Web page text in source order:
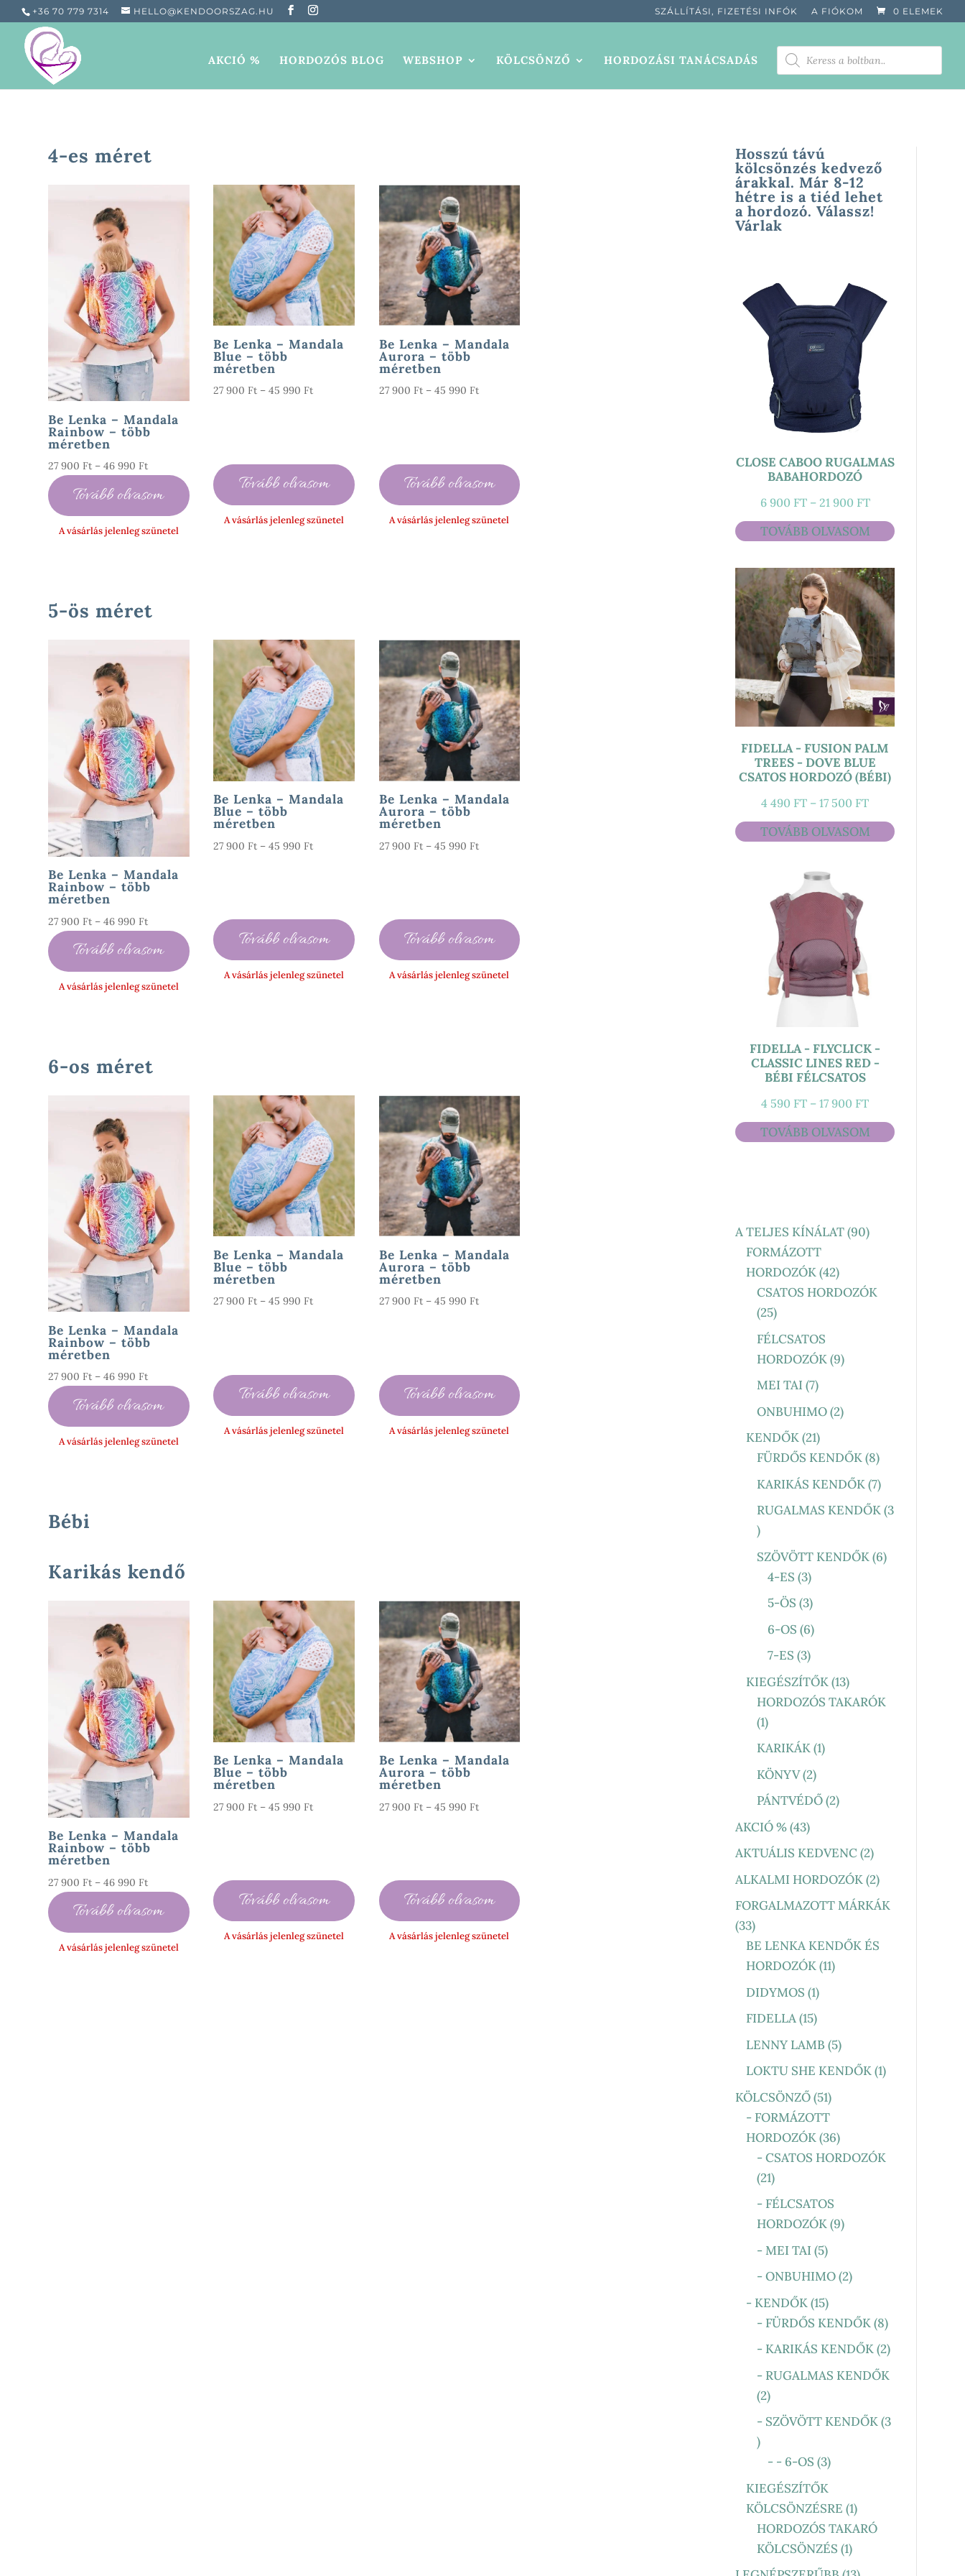
+36 70 779 7314 HELLO@KENDOORSZAG.HU SZÁLLÍTÁSI, FIZETÉSI INFÓK A FIÓKOM 0 ELEMEK
AKCIÓ % HORDOZÓS BLOG WEBSHOP KÖLCSÖNZŐ HORDOZÁSI TANÁCSADÁS
PRODUCTS
SEARCH
4-es méret
Be Lenka – Mandala
Rainbow – több
méretben
27 900 Ft – 46 990 FtÁrtartomány:
900 Ft
Tovább olvasom
A vásárlás jelenleg szünetel
Be Lenka – Mandala
Blue – több
méretben
27 900 Ft – 45 990 FtÁrtartomány:
45
990 Ft
Tovább olvasom
A vásárlás jelenleg szünetel
Be Lenka – Mandala
Aurora – több
méretben
27 900 Ft – 45 990 FtÁrtartomány:
45
990 Ft
Tovább olvasom
A vásárlás jelenleg szünetel
5-ös méret
Be Lenka – Mandala
Rainbow – több
méretben
27 900 Ft – 46 990 FtÁrtartomány:
900 Ft
Tovább olvasom
A vásárlás jelenleg szünetel
Be Lenka – Mandala
Blue – több
méretben
27 900 Ft – 45 990 FtÁrtartomány:
45
990 Ft
Tovább olvasom
A vásárlás jelenleg szünetel
Be Lenka – Mandala
Aurora – több
méretben
27 900 Ft – 45 990 FtÁrtartomány:
45
990 Ft
Tovább olvasom
A vásárlás jelenleg szünetel
6-os méret
Be Lenka – Mandala
Rainbow – több
méretben
27 900 Ft – 46 990 FtÁrtartomány:
900 Ft
Tovább olvasom
A vásárlás jelenleg szünetel
Be Lenka – Mandala
Blue – több
méretben
27 900 Ft – 45 990 FtÁrtartomány:
45
990 Ft
Tovább olvasom
A vásárlás jelenleg szünetel
Be Lenka – Mandala
Aurora – több
méretben
27 900 Ft – 45 990 FtÁrtartomány:
45
990 Ft
Tovább olvasom
A vásárlás jelenleg szünetel
Bébi
Karikás kendő
Be Lenka – Mandala
Rainbow – több
méretben
27 900 Ft – 46 990 FtÁrtartomány:
900 Ft
Tovább olvasom
A vásárlás jelenleg szünetel
Be Lenka – Mandala
Blue – több
méretben
27 900 Ft – 45 990 FtÁrtartomány:
45
990 Ft
Tovább olvasom
A vásárlás jelenleg szünetel
Be Lenka – Mandala
Aurora – több
méretben
27 900 Ft – 45 990 FtÁrtartomány:
45
990 Ft
Tovább olvasom
A vásárlás jelenleg szünetel
Hosszú távú
kölcsönzés kedvező
árakkal. Már 8-12
hétre is a tiéd lehet
a hordozó. Válassz!
Várlak
CLOSE CABOO RUGALMAS
BABAHORDOZÓ
6 900 FT – 21 900 FTÁRTARTOMÁNY:
6
900 FT
21
900 FT
TOVÁBB OLVASOM
FIDELLA - FUSION PALM
TREES - DOVE BLUE
CSATOS HORDOZÓ (BÉBI)
4 490 FT – 17 500 FTÁRTARTOMÁNY:
4
490 FT
TOVÁBB OLVASOM
FIDELLA - FLYCLICK -
CLASSIC LINES RED -
BÉBI FÉLCSATOS
4 590 FT – 17 900 FTÁRTARTOMÁNY:
4
590 FT
TOVÁBB OLVASOM
A TELJES KÍNÁLAT 9090
FORMÁZOTT
HORDOZÓK 4242
TERMÉK
CSATOS HORDOZÓK
2525
TERMÉK
FÉLCSATOS
HORDOZÓK 99
MEI TAI 77
TERMÉK
ONBUHIMO 22
KENDŐK 2121
TERMÉK
FÜRDŐS KENDŐK 88
TERMÉK
KARIKÁS KENDŐK 77
TERMÉK
RUGALMAS KENDŐK 3
3
TERMÉK
SZÖVÖTT KENDŐK 66
4-ES 33
TERMÉK
5-ÖS 33
TERMÉK
6-OS 66
7-ES 33
TERMÉK
KIEGÉSZÍTŐK 1313
TERMÉK
HORDOZÓS TAKARÓK
11
TERMÉK
KARIKÁK 11
KÖNYV 22
TERMÉK
PÁNTVÉDŐ 22
AKCIÓ % 4343
TERMÉK
AKTUÁLIS KEDVENC 22
TERMÉK
ALKALMI HORDOZÓK 22
TERMÉK
FORGALMAZOTT MÁRKÁK
3333
TERMÉK
BE LENKA KENDŐK ÉS
HORDOZÓK 1111
DIDYMOS 11
TERMÉK
FIDELLA 1515
TERMÉK
LENNY LAMB 55
TERMÉK
LOKTU SHE KENDŐK 11
KÖLCSÖNZŐ 5151
TERMÉK
- FORMÁZOTT
HORDOZÓK 3636
TERMÉK
- CSATOS HORDOZÓK
2121
TERMÉK
- FÉLCSATOS
HORDOZÓK 99
- MEI TAI 55
TERMÉK
- ONBUHIMO 22
- KENDŐK 1515
TERMÉK
- FÜRDŐS KENDŐK 88
TERMÉK
- KARIKÁS KENDŐK 22
TERMÉK
- RUGALMAS KENDŐK
22
TERMÉK
- SZÖVÖTT KENDŐK 3
3
TERMÉK
- - 6-OS 33
TERMÉK
KIEGÉSZÍTŐK
KÖLCSÖNZÉSRE 11
TERMÉK
HORDOZÓS TAKARÓ
KÖLCSÖNZÉS 11
TERMÉK